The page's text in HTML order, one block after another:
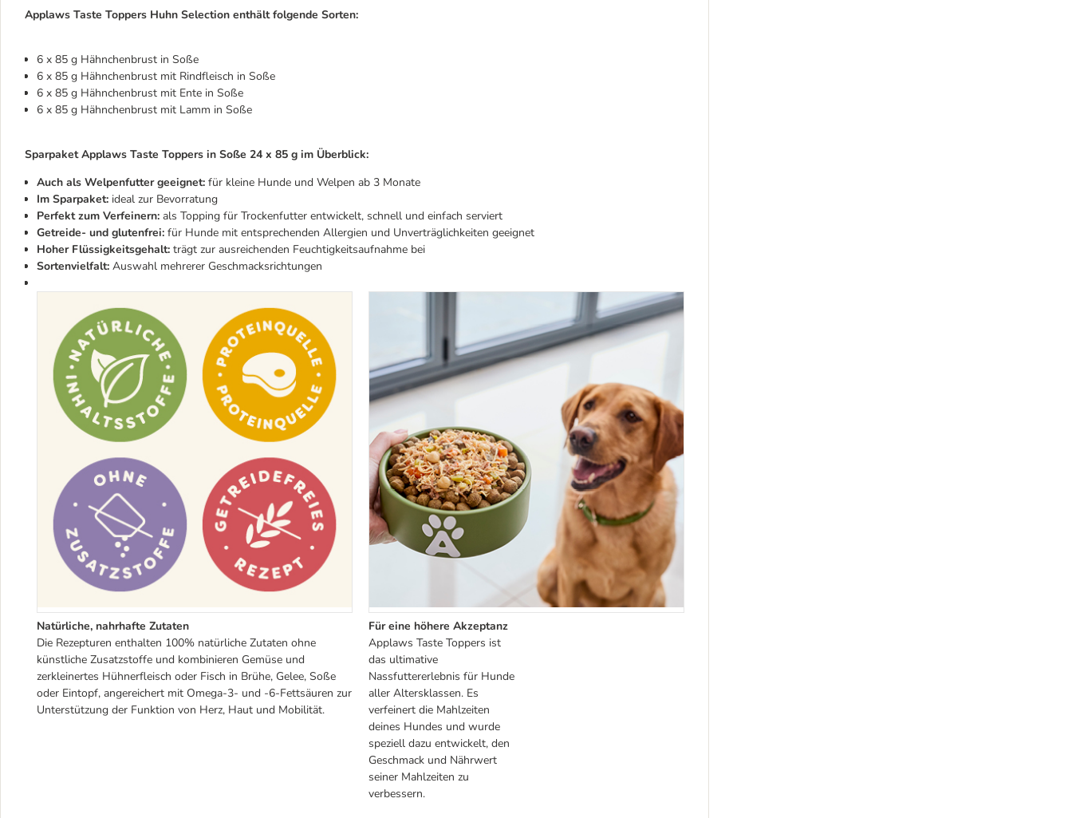
Applaws Taste Toppers Huhn Selection enthält folgende Sorten:
6 x 85 g Hähnchenbrust in Soße
6 x 85 g Hähnchenbrust mit Rindfleisch in Soße
6 x 85 g Hähnchenbrust mit Ente in Soße
6 x 85 g Hähnchenbrust mit Lamm in Soße
Sparpaket Applaws Taste Toppers in Soße 24 x 85 g im Überblick:
Auch als Welpenfutter geeignet: für kleine Hunde und Welpen ab 3 Monate
Im Sparpaket: ideal zur Bevorratung
Perfekt zum Verfeinern: als Topping für Trockenfutter entwickelt, schnell und einfach serviert
Getreide- und glutenfrei: für Hunde mit entsprechenden Allergien und Unverträglichkeiten geeignet
Hoher Flüssigkeitsgehalt: trägt zur ausreichenden Feuchtigkeitsaufnahme bei
Sortenvielfalt: Auswahl mehrerer Geschmacksrichtungen
Natürliche, nahrhafte Zutaten
Die Rezepturen enthalten 100% natürliche Zutaten ohne
künstliche Zusatzstoffe und kombinieren Gemüse und
zerkleinertes Hühnerfleisch oder Fisch in Brühe, Gelee, Soße
oder Eintopf, angereichert mit Omega-3- und -6-Fettsäuren zur
Unterstützung der Funktion von Herz, Haut und Mobilität.
Für eine höhere Akzeptanz
Applaws Taste Toppers ist
das ultimative
Nassfuttererlebnis für Hunde
aller Altersklassen. Es
verfeinert die Mahlzeiten
deines Hundes und wurde
speziell dazu entwickelt, den
Geschmack und Nährwert
seiner Mahlzeiten zu
verbessern.